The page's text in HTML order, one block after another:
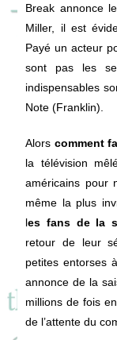
Break annonce
Miller, il est
Payé un acteur
sont pas les
indispensables
Note (Franklin).
Alors comment
la télévision
américains pour
même la plus
les fans de la
retour de leur
petites entorses
annonce de la
millions de fois
de l’attente du